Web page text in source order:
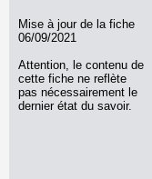
Mise à jour de la fiche
06/09/2021
Attention, le contenu de
cette fiche ne reflète
pas nécessairement le
dernier état du savoir.